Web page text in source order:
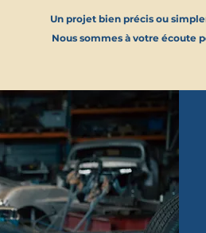
Un projet bien précis ou
Nous sommes à votre écoute